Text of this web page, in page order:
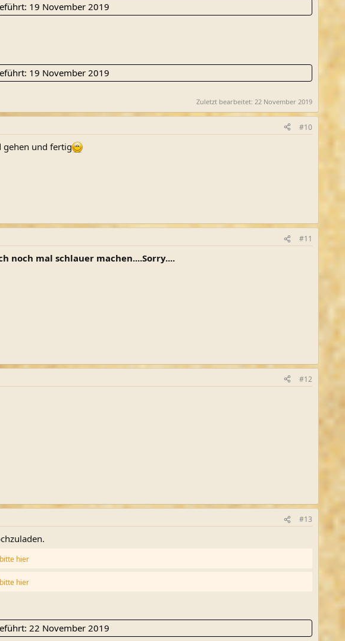
19 November 2019
19 November 2019
Zuletzt bearbeitet: 22 November 2019
#10
gehen und fertig
#11
noch mal schlauer machen....Sorry....
#12
#13
hier
hier
22 November 2019